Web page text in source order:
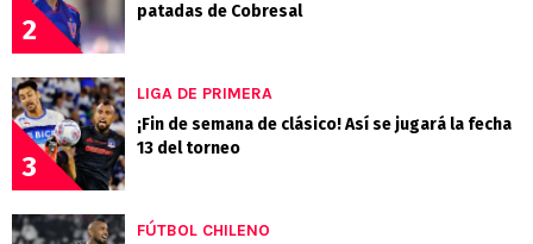
2
patadas de Cobresal
3
LIGA DE PRIMERA
¡Fin de semana de clásico! Así se jugará la fecha
13 del torneo
FÚTBOL CHILENO